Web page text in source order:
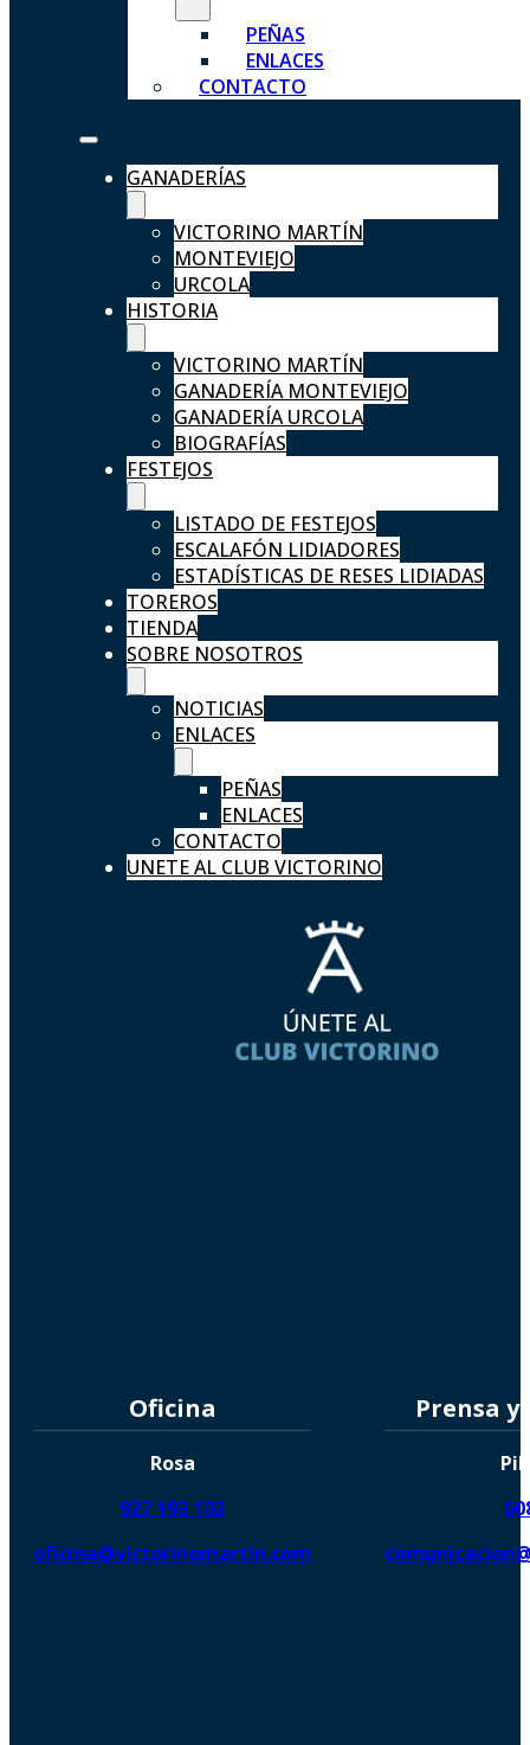
PEÑAS
ENLACES
CONTACTO
GANADERÍAS
VICTORINO MARTÍN
MONTEVIEJO
URCOLA
HISTORIA
VICTORINO MARTÍN
GANADERÍA MONTEVIEJO
GANADERÍA URCOLA
BIOGRAFÍAS
FESTEJOS
LISTADO DE FESTEJOS
ESCALAFÓN LIDIADORES
ESTADÍSTICAS DE RESES LIDIADAS
TOREROS
TIENDA
SOBRE NOSOTROS
NOTICIAS
ENLACES
PEÑAS
ENLACES
CONTACTO
UNETE AL CLUB VICTORINO
Oficina
Rosa
927 193 102
oficina@victorinomartin.com
Prensa